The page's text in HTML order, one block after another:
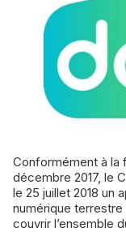
Conformément à la feuille de route qu’il a adoptée le 20
décembre 2017, le
le 25 juillet 2018 un
numérique
couvrir l’ensemble